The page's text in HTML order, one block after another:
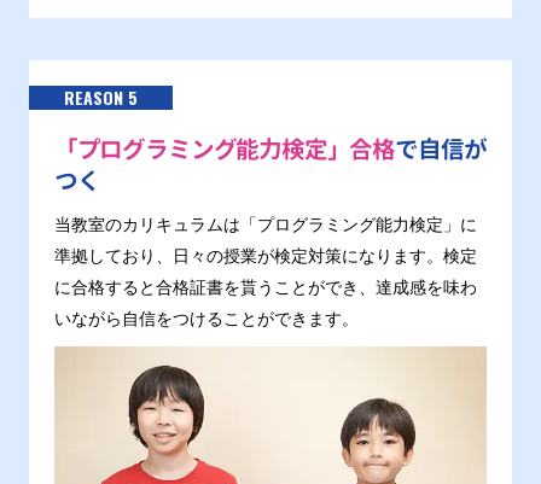
REASON 5
「プログラミング能力検定」合格で自信が
つく
当教室のカリキュラムは「プログラミング能力検定」に
準拠しており、日々の授業が検定対策になります。検定
に合格すると合格証書を貰うことができ、達成感を味わ
いながら自信をつけることができます。